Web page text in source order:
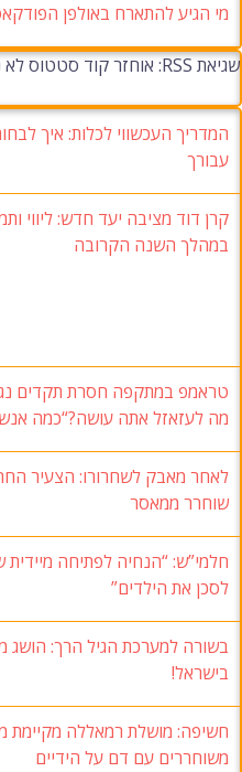
מי הגיע להתארח באולפן
שגיאת RSS: אוחזר קוד סטטוס לא נתמך "500"
המדריך העכשווי לכלות: איך
עבורך
במהלך השנה הקרובה
טראמפ במתקפה חסרת תקדים נגד
מה לעזאזל אתה עושה?“כמה
לאחר מאבק לשחרורו: הצעיר
שוחרר ממאסר
חלמי”ש: “הנחיה לפתיחה מיידית
לסכן את הילדים”
בשורה למערכת הגיל הרך: הושג
בישראל!
חשיפה: מושלת רמאללה מקיימת
משוחררים עם דם על הידיים